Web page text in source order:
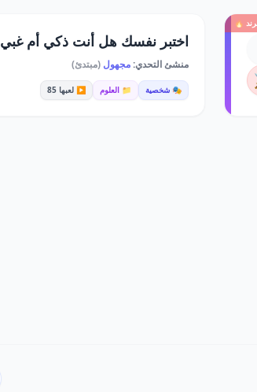
🔥
اختبر نفسك هل أنت ذكي أم غبي
منشئ التحدي:مجهول (مبتدئ)
🎭 شخصية 📁 العلوم ▶️ لعبها 85